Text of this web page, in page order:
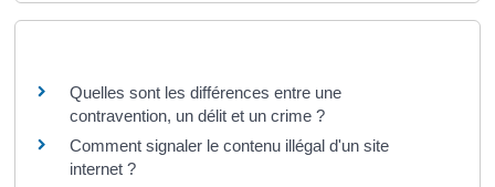
Quelles sont les différences entre une
contravention, un délit et un crime ?
Comment signaler le contenu illégal d'un site
internet ?